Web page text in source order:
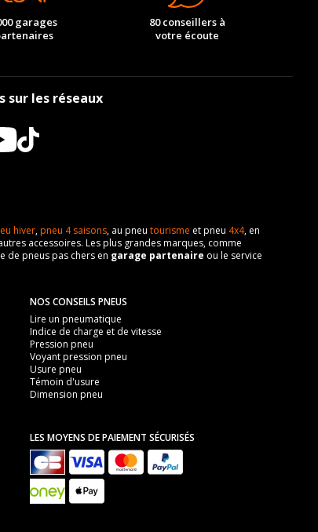
garages
80 conseillers à
votre écoute
sur les réseaux
hiver,pneu 4 saisons, au pneu tourisme et pneu 4x4, en
accessoires. Les plus grandes marques, comme
de pneus pas chers en garage partenaire ou le service
NOS CONSEILS PNEUS
Lire un pneumatique
Indice de charge et de vitesse
Pression pneu
Voyant pression pneu
Usure pneu
Témoin d'usure
Dimension pneu
LES MOYENS DE PAIEMENT SÉCURISÉS